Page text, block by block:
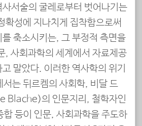
서술의 굴레로부터 벗어나기는
확성에 지나치게 집착함으로써
축소시키는, 그 부정적 측면을
, 사회과학의 세계에서 자료제공
말았다. 이러한 역사학의 위기
는 뒤르켐의 사회학, 비달 드
Blache)의 인문지리, 철학자인
합 등이 인문, 사회과학을 주도하